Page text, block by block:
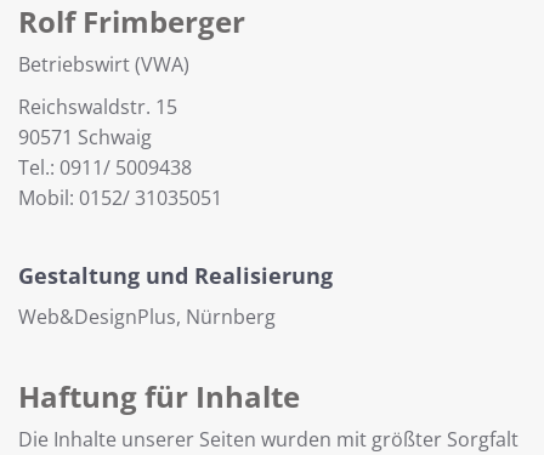
Rolf Frimberger
Betriebswirt (VWA)
Reichswaldstr. 15
90571 Schwaig
Tel.: 0911/ 5009438
Mobil: 0152/ 31035051
Gestaltung und Realisierung
Web&DesignPlus, Nürnberg
Haftung für Inhalte
Die Inhalte unserer Seiten wurden mit größter Sorgfalt